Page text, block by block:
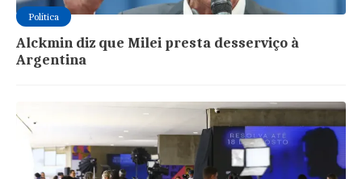
Política
Alckmin diz que Milei presta desserviço à
Argentina